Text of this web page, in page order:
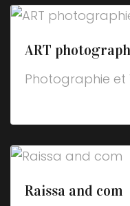
ART
Photographie et
Raissa and com